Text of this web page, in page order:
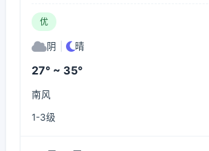
优
阴 晴
27° ~ 35°
南风
1-3级